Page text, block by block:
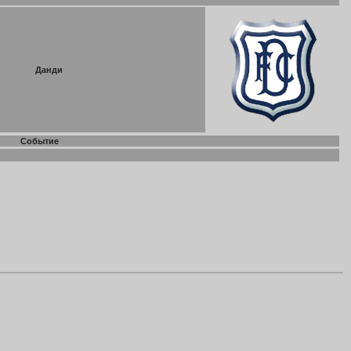
Данди
Событие